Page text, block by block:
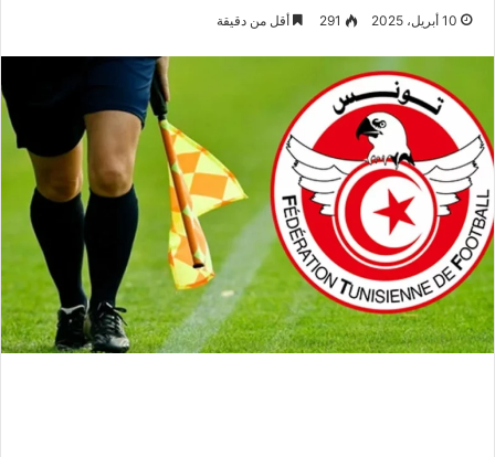
10 أبريل، 2025 291 أقل من دقيقة